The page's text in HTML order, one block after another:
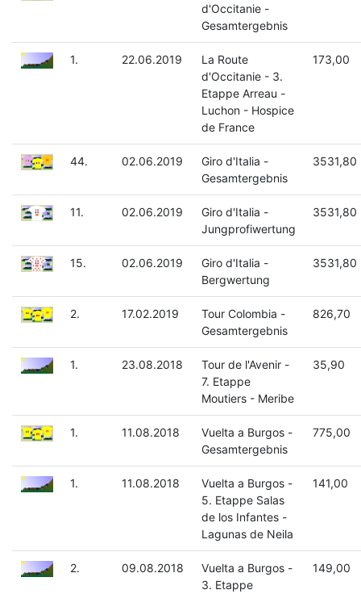
d'Occitanie -
Gesamtergebnis
1. 22.06.2019
La Route
d'Occitanie - 3.
Etappe Arreau -
Luchon - Hospice
de France
173,00
44. 02.06.2019
Giro d'Italia -
Gesamtergebnis
3531,80
11. 02.06.2019
Giro d'Italia -
Jungprofiwertung
3531,80
15. 02.06.2019
Giro d'Italia -
Bergwertung
3531,80
2. 17.02.2019
Tour Colombia -
Gesamtergebnis
826,70
1. 23.08.2018
Tour de l'Avenir -
7. Etappe
Moutiers - Meribe
35,90
1. 11.08.2018
Vuelta a Burgos -
Gesamtergebnis
775,00
1. 11.08.2018
Vuelta a Burgos -
5. Etappe Salas
de los Infantes -
Lagunas de Neila
141,00
2. 09.08.2018
Vuelta a Burgos -
3. Etappe
149,00